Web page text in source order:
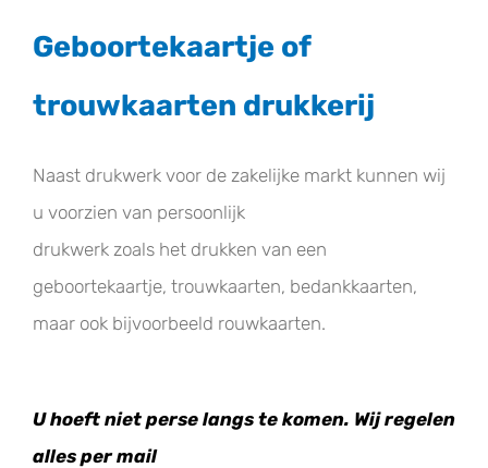
Geboortekaartje of
trouwkaarten drukkerij
Naast drukwerk voor de zakelijke markt kunnen wij
u voorzien van persoonlijk
drukwerk zoals het drukken van een
geboortekaartje, trouwkaarten, bedankkaarten,
maar ook bijvoorbeeld rouwkaarten.
U hoeft niet perse langs te komen. Wij regelen
alles per mail